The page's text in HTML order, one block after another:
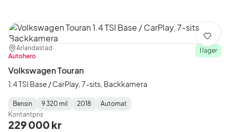
Plats:
Arlandastad
Återförsäljare:
Autohero
I lager
Volkswagen Touran
1.4 TSI Base / CarPlay, 7-sits, Backkamera
Fuel
Type:
Bensin
Mätarställning:
9 320 mil
Model
Year:
2018
Gearbox
Type:
Automat
Kontantpris
229 000 kr
Spara